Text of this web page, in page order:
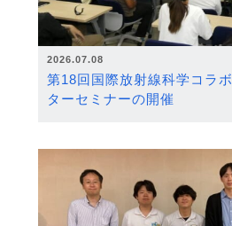
2026.07.08
第18回国際放射線科学コラ
ターセミナーの開催